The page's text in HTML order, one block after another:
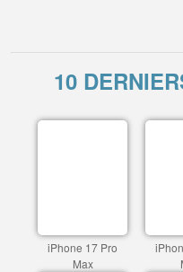
10
iPhone 17 Pro
Max